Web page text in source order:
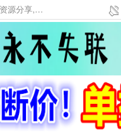
本网站提供资源工具下载，大老表资源工具，大表哥资源网软件工具，大老表资源下载，活动线报福利资源分享,活动线报，大型网游经典游戏，网络热门技术游戏辅助交流与分享。